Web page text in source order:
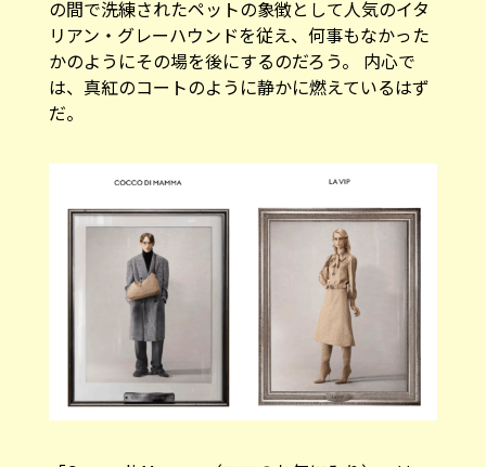
リアン・グレーハウンドを従え、何事もなかった
かのようにその場を後にするのだろう。 内心で
は、真紅のコートのように静かに燃えているはず
だ。